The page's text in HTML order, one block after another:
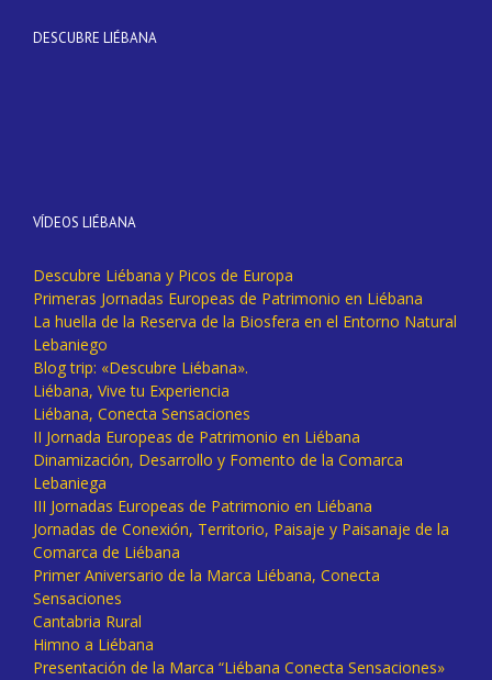
DESCUBRE LIÉBANA
VÍDEOS LIÉBANA
Descubre Liébana y Picos de Europa
Primeras Jornadas Europeas de Patrimonio en Liébana
La huella de la Reserva de la Biosfera en el Entorno Natural
Lebaniego
Blog trip: «Descubre Liébana».
Liébana, Vive tu Experiencia
Liébana, Conecta Sensaciones
II Jornada Europeas de Patrimonio en Liébana
Dinamización, Desarrollo y Fomento de la Comarca
Lebaniega
III Jornadas Europeas de Patrimonio en Liébana
Jornadas de Conexión, Territorio, Paisaje y Paisanaje de la
Comarca de Liébana
Primer Aniversario de la Marca Liébana, Conecta
Sensaciones
Cantabria Rural
Himno a Liébana
Presentación de la Marca “Liébana Conecta Sensaciones»